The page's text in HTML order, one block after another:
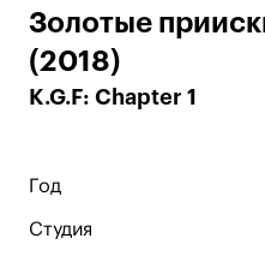
Золотые
(2018)
K.G.F: Chapter 1
Год
Студия